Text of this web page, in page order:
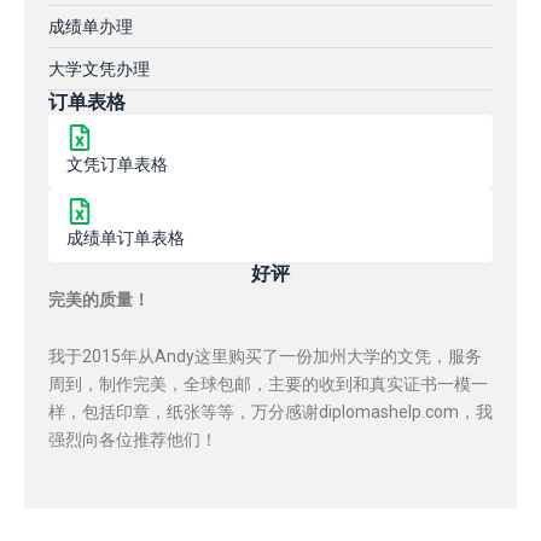
成绩单办理
大学文凭办理
订单表格
文凭订单表格
成绩单订单表格
好评
完美的质量！
我于2015年从Andy这里购买了一份加州大学的文凭，服务
周到，制作完美，全球包邮，主要的收到和真实证书一模一
样，包括印章，纸张等等，万分感谢diplomashelp.com，我
强烈向各位推荐他们！